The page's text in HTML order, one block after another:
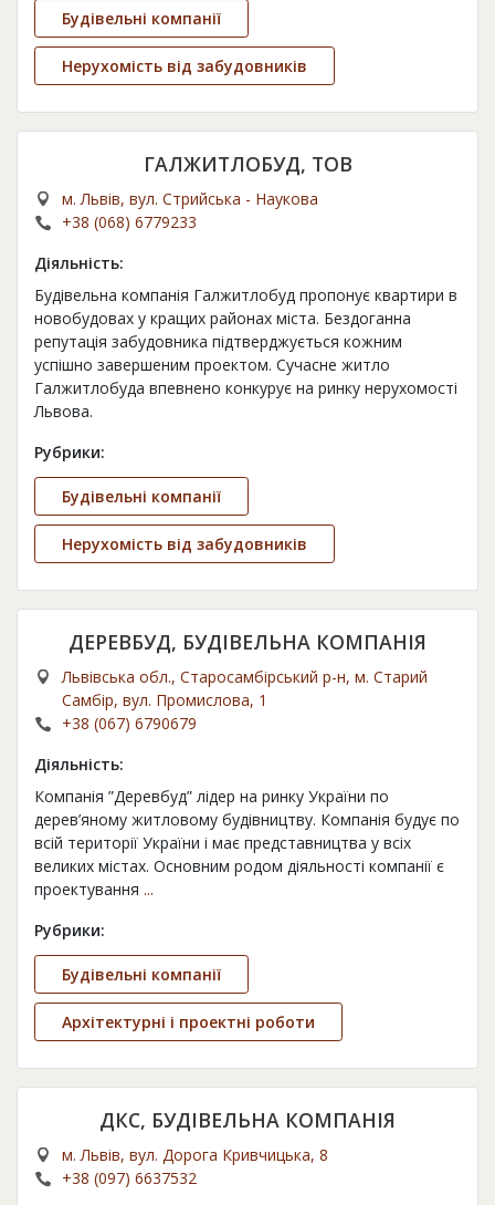
Будівельні компанії
Нерухомість від забудовників
ГАЛЖИТЛОБУД, ТОВ
м. Львів, вул. Стрийська - Наукова
+38 (068) 6779233
Діяльність:
Будівельна компанія Галжитлобуд пропонує квартири в
новобудовах у кращих районах міста. Бездоганна
репутація забудовника підтверджується кожним
успішно завершеним проектом. Сучасне житло
Галжитлобуда впевнено конкурує на ринку нерухомості
Львова.
Рубрики:
Будівельні компанії
Нерухомість від забудовників
ДЕРЕВБУД, БУДІВЕЛЬНА КОМПАНІЯ
Львівська обл., Старосамбірський р-н, м. Старий
Самбір, вул. Промислова, 1
+38 (067) 6790679
Діяльність:
Компанія ”Деревбуд” лідер на ринку України по
дерев’яному житловому будівництву. Компанія будує по
всій території України і має представництва у всіх
великих містах. Основним родом діяльності компанії є
проектування ...
Рубрики:
Будівельні компанії
Архітектурні і проектні роботи
ДКС, БУДІВЕЛЬНА КОМПАНІЯ
м. Львів, вул. Дорога Кривчицька, 8
+38 (097) 6637532